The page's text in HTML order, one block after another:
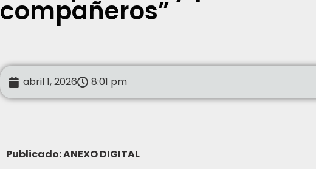
compañeros”
abril 1, 2026 8:01 pm
Publicado: ANEXO DIGITAL